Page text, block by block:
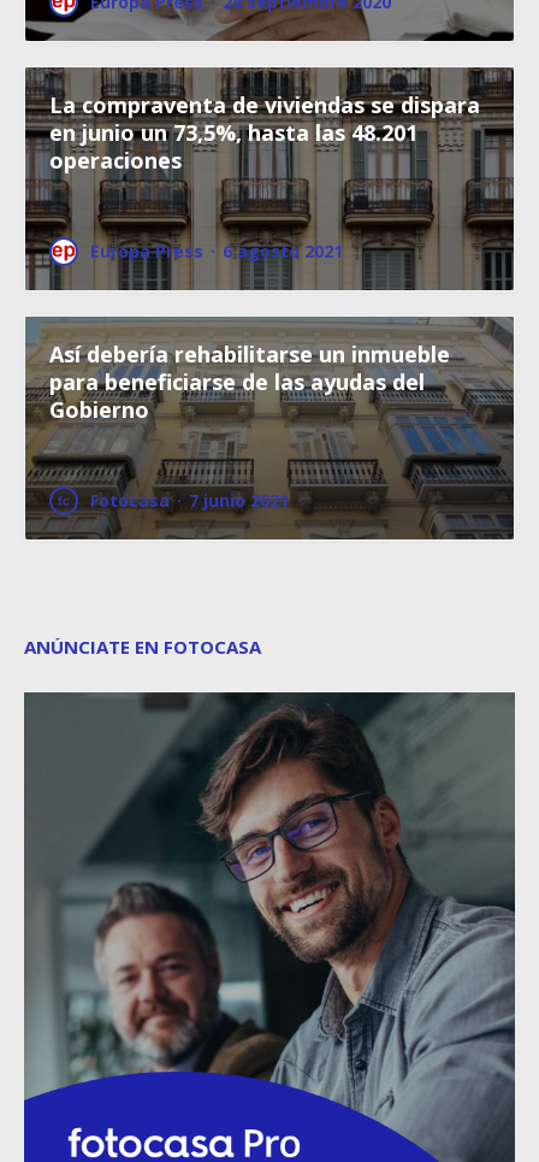
La compraventa de viviendas se dispara
en junio un 73,5%, hasta las 48.201
operaciones
Europa Press · 6 agosto 2021
Así debería rehabilitarse un inmueble
para beneficiarse de las ayudas del
Gobierno
Fotocasa · 7 junio 2021
ANÚNCIATE EN FOTOCASA